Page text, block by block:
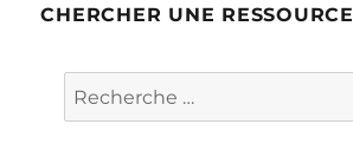
CHERCHER UNE RESSOURCE